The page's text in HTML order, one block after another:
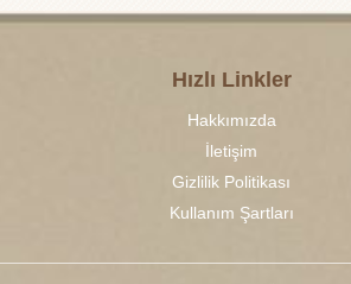
Hızlı Linkler
Hakkımızda
İletişim
Gizlilik Politikası
Kullanım Şartları